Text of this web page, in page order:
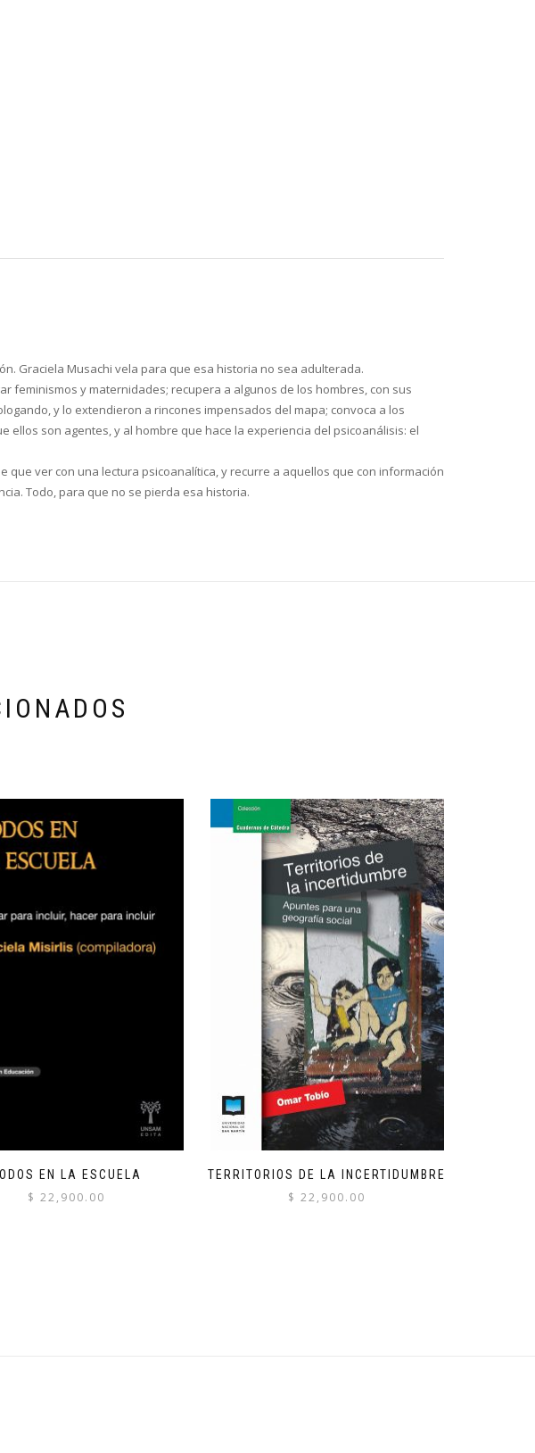
Graciela Musachi vela para que esa historia no sea adulterada.
feminismos y maternidades; recupera a algunos de los hombres, con sus
y lo extendieron a rincones impensados del mapa; convoca a los
son agentes, y al hombre que hace la experiencia del psicoanálisis: el
ver con una lectura psicoanalítica, y recurre a aquellos que con información
Todo, para que no se pierda esa historia.
EN LA ESCUELA
$ 22,900.00
TERRITORIOS DE LA INCERTIDUMBRE
$ 22,900.00